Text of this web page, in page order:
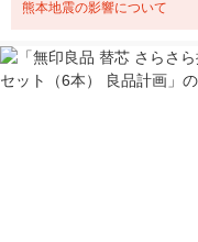
熊本地震の影響について